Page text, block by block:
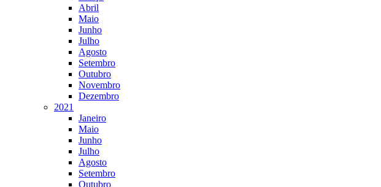
Abril
Maio
Junho
Julho
Agosto
Setembro
Outubro
Novembro
Dezembro
2021
Janeiro
Maio
Junho
Julho
Agosto
Setembro
Outubro